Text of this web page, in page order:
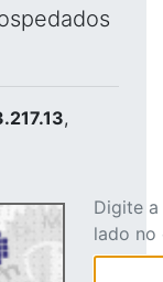
,
Digite
lado no